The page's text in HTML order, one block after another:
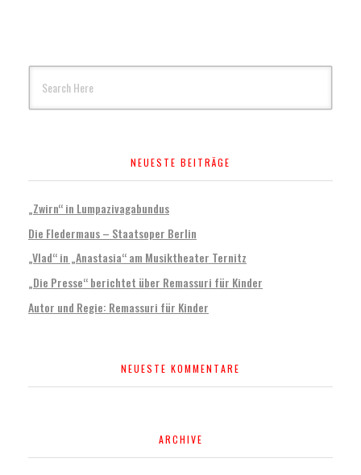
NEUESTE BEITRÄGE
„Zwirn“ in Lumpazivagabundus
Die Fledermaus – Staatsoper Berlin
„Vlad“ in „Anastasia“ am Musiktheater Ternitz
„Die Presse“ berichtet über Remassuri für Kinder
Autor und Regie: Remassuri für Kinder
NEUESTE KOMMENTARE
ARCHIVE